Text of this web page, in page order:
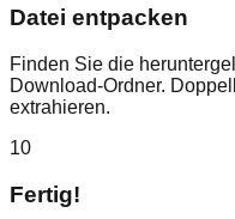
Datei entpacken
Finden Sie die
Download-Ordner.
extrahieren.
10
Fertig!